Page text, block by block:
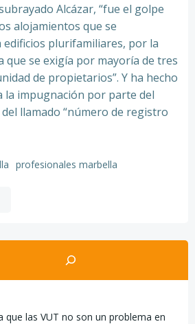
Alcázar, “fue el golpe
alojamientos que se
plurifamiliares, por la
que se exigía por mayoría de tres
de propietarios”. Y ha hecho
la impugnación por parte del
llamado “número de registro
profesionales marbella
que las VUT no son un problema en